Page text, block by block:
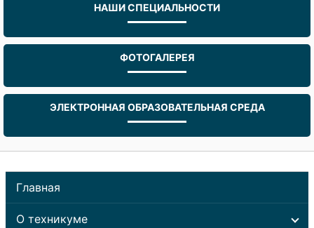
НАШИ СПЕЦИАЛЬНОСТИ
ФОТОГАЛЕРЕЯ
ЭЛЕКТРОННАЯ ОБРАЗОВАТЕЛЬНАЯ СРЕДА
Главная
О техникуме